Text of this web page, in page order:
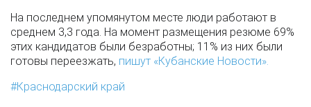
На последнем упомянутом месте люди работают в
среднем 3,3 года. На момент размещения резюме 69%
этих кандидатов были безработны; 11% из них были
готовы переезжать, пишут «Кубанские Новости».
Краснодарский край